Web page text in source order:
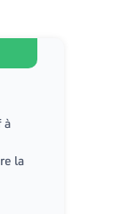
à
la